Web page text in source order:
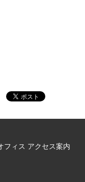
フィス アクセス案内